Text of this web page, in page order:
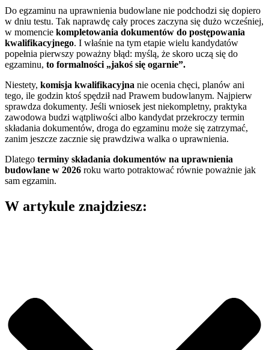
Do egzaminu na uprawnienia budowlane nie podchodzi się dopiero
w dniu testu. Tak naprawdę cały proces zaczyna się dużo wcześniej,
w momencie kompletowania dokumentów do postępowania
kwalifikacyjnego. I właśnie na tym etapie wielu kandydatów
popełnia pierwszy poważny błąd: myślą, że skoro uczą się do
egzaminu, to formalności „jakoś się ogarnie”.
Niestety, komisja kwalifikacyjna nie ocenia chęci, planów ani
tego, ile godzin ktoś spędził nad Prawem budowlanym. Najpierw
sprawdza dokumenty. Jeśli wniosek jest niekompletny, praktyka
zawodowa budzi wątpliwości albo kandydat przekroczy termin
składania dokumentów, droga do egzaminu może się zatrzymać,
zanim jeszcze zacznie się prawdziwa walka o uprawnienia.
Dlatego terminy składania dokumentów na uprawnienia
budowlane w 2026 roku warto potraktować równie poważnie jak
sam egzamin.
W artykule znajdziesz: